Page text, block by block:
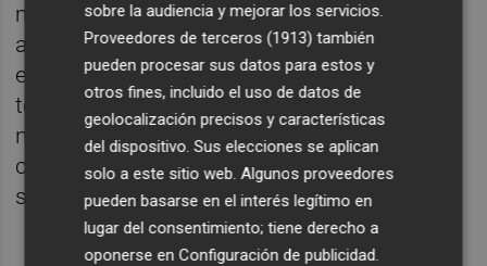
mano, "como viene ocurriendo desde hace
años". Así, de enero a marzo las ventas de
estos inmuebles ocuparon casi el 87% del
total de transacciones frente a la vivienda
nueva (que según el dossier de Provia
corresponde a aquellas en cuya trasnmisión
se paga IVA).
sobre la audiencia y mejorar los servicios.
Proveedores de terceros (1913) también
pueden procesar sus datos para estos y
otros fines, incluido el uso de datos de
geolocalización precisos y características
del dispositivo. Sus elecciones se aplican
solo a este sitio web. Algunos proveedores
pueden basarse en el interés legítimo en
lugar del consentimiento; tiene derecho a
oponerse enConfiguración de publicidad.